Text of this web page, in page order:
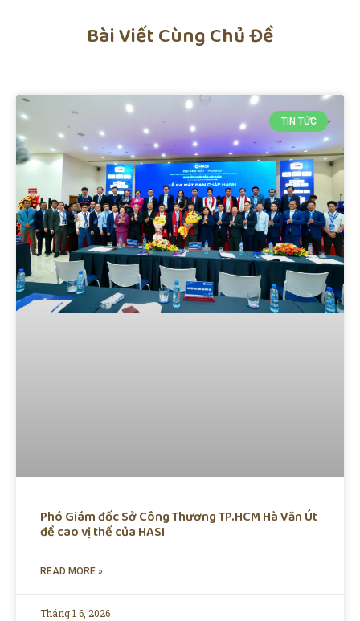
Bài Viết Cùng Chủ Đề
TIN TỨC
Phó Giám đốc Sở Công Thương TP.HCM Hà Văn Út
đề cao vị thế của HASI
READ MORE »
Tháng 1 6, 2026